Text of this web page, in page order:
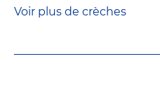
Voir plus de crèches